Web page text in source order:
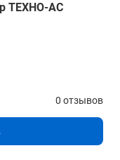
ТЕХНО-АС
0 отзывов